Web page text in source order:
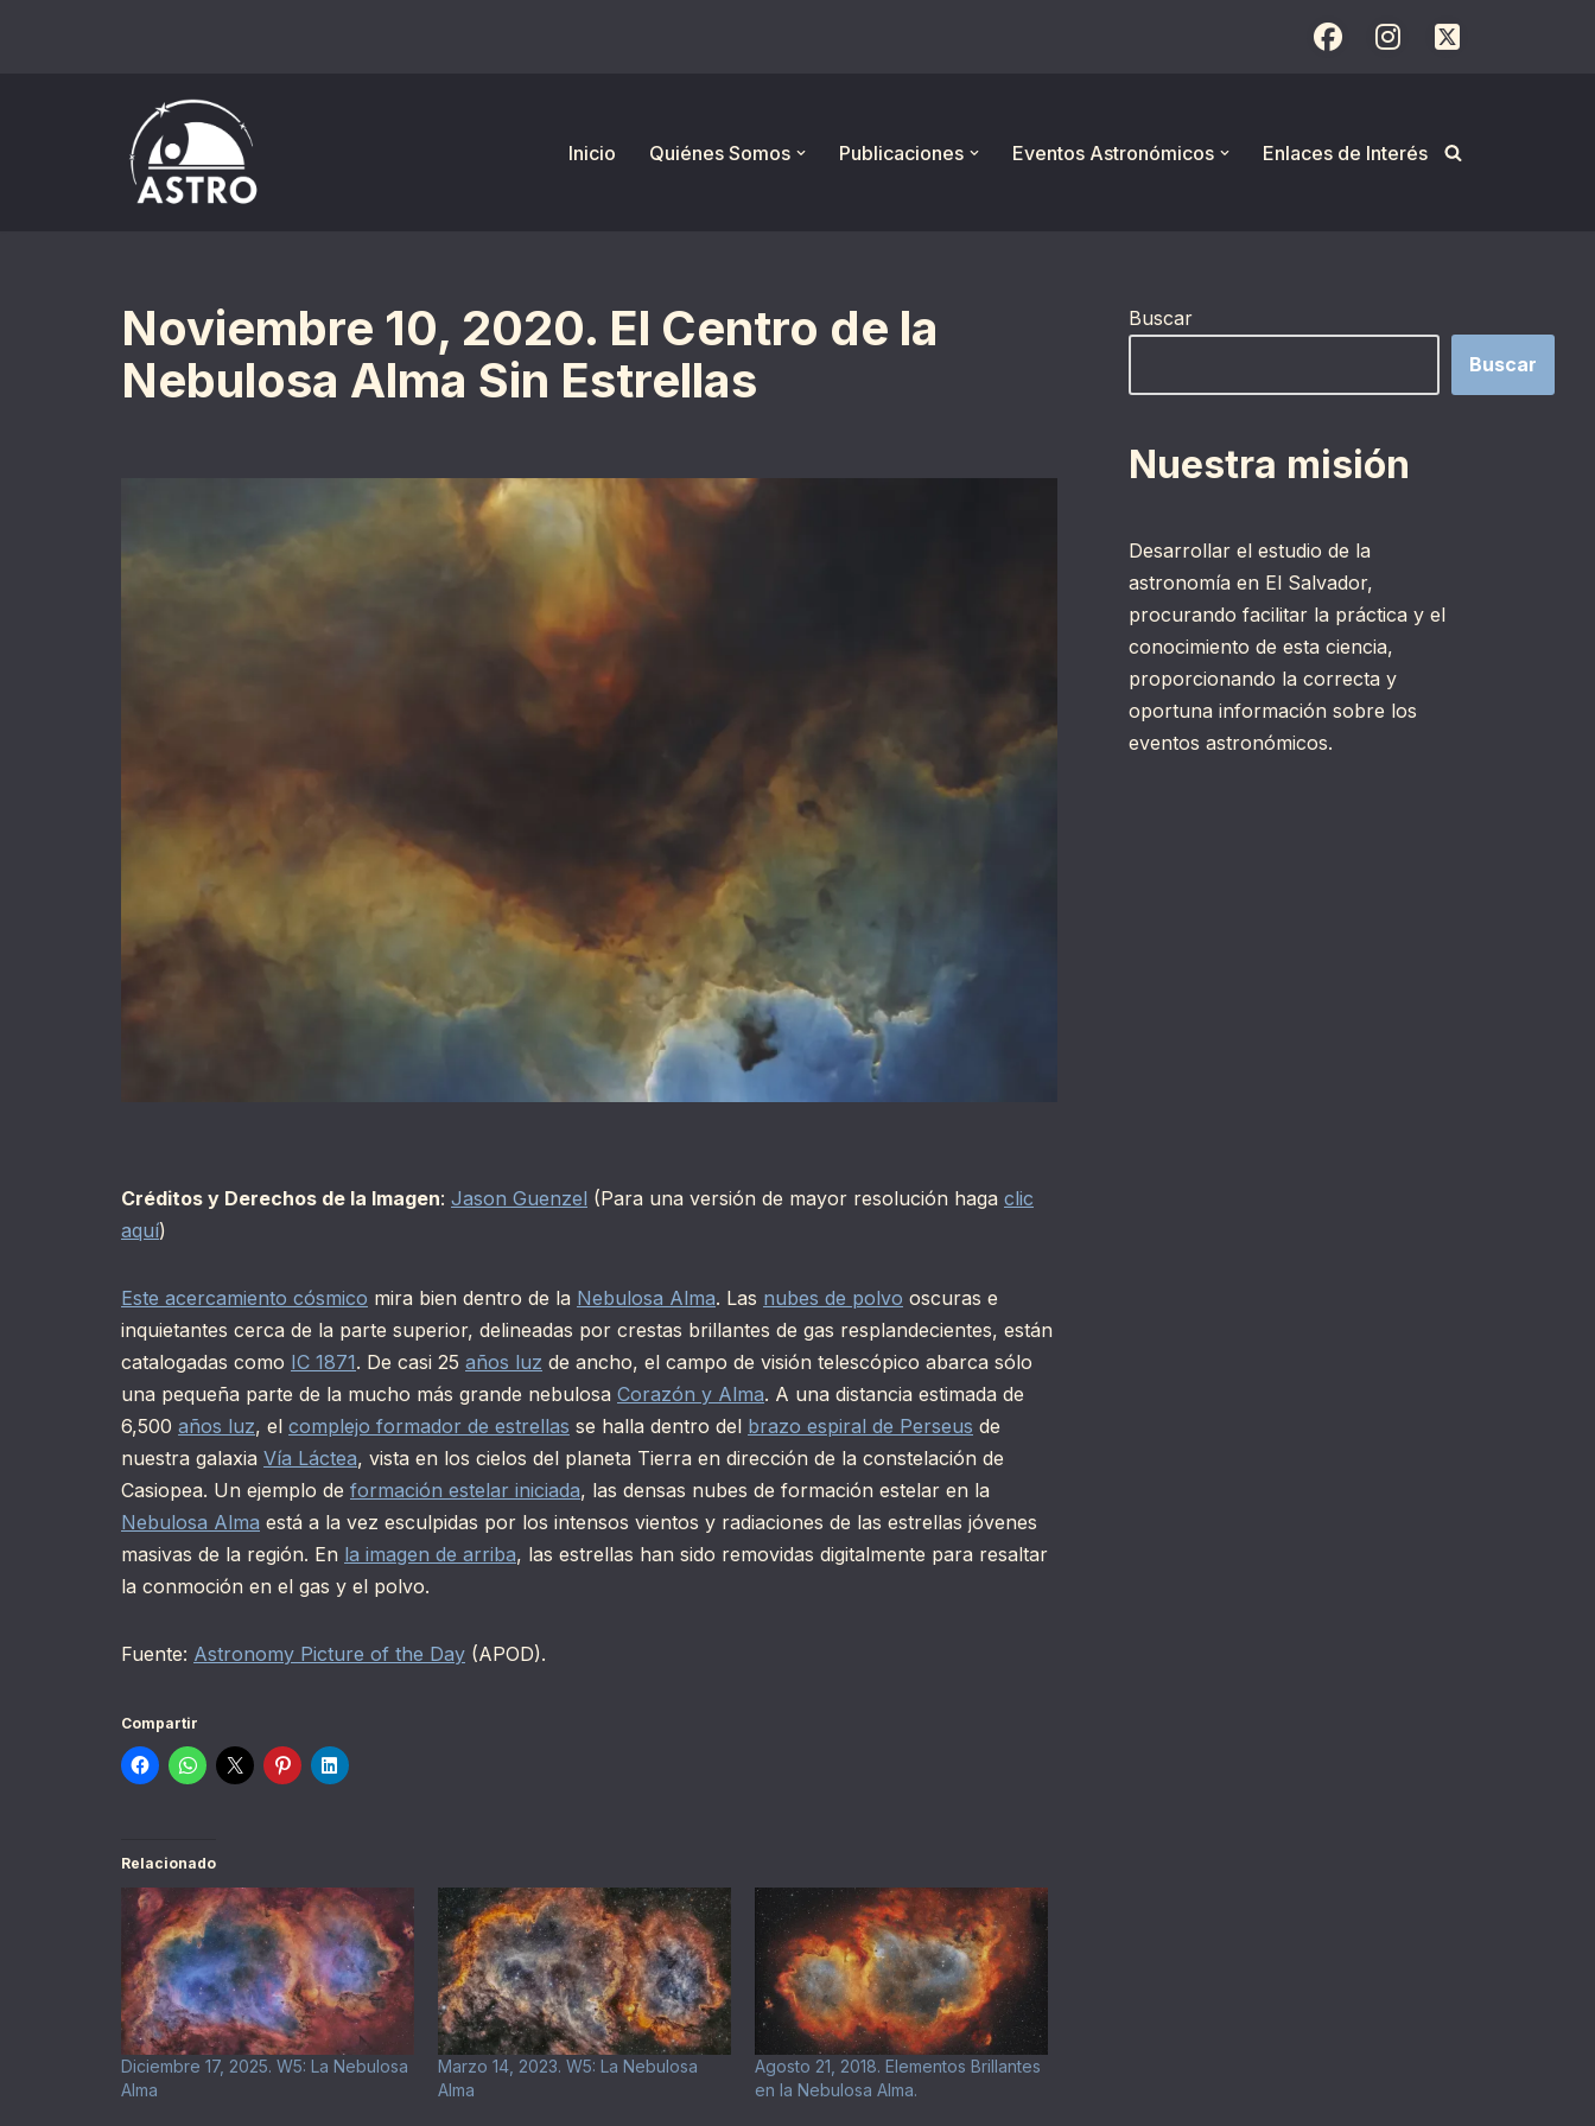
Inicio
Quiénes Somos Publicaciones Eventos Astronómicos Enlaces de Interés
Noviembre 10, 2020. El Centro de la
Nebulosa Alma Sin Estrellas
Créditos y Derechos de la Imagen: Jason Guenzel (Para una versión de mayor resolución haga clic
aquí)
Este acercamiento cósmico mira bien dentro de la Nebulosa Alma. Las nubes de polvo oscuras e
inquietantes cerca de la parte superior, delineadas por crestas brillantes de gas resplandecientes, están
catalogadas como IC 1871. De casi 25 años luz de ancho, el campo de visión telescópico abarca sólo
una pequeña parte de la mucho más grande nebulosa Corazón y Alma. A una distancia estimada de
6,500 años luz, el complejo formador de estrellas se halla dentro del brazo espiral de Perseus de
nuestra galaxia Vía Láctea, vista en los cielos del planeta Tierra en dirección de la constelación de
Casiopea. Un ejemplo de formación estelar iniciada, las densas nubes de formación estelar en la
Nebulosa Alma está a la vez esculpidas por los intensos vientos y radiaciones de las estrellas jóvenes
masivas de la región. En la imagen de arriba, las estrellas han sido removidas digitalmente para resaltar
la conmoción en el gas y el polvo.
Fuente: Astronomy Picture of the Day (APOD).
Compartir
Relacionado
Diciembre 17, 2025. W5: La Nebulosa
Alma
Marzo 14, 2023. W5: La Nebulosa
Alma
Agosto 21, 2018. Elementos Brillantes
en la Nebulosa Alma.
Buscar
Buscar
Nuestra misión
Desarrollar el estudio de la
astronomía en El Salvador,
procurando facilitar la práctica y el
conocimiento de esta ciencia,
proporcionando la correcta y
oportuna información sobre los
eventos astronómicos.